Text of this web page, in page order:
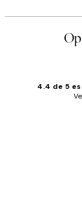
4.4 de 5